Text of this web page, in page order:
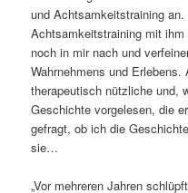
und Achtsamkeitstraining
Achtsamkeitstraining mit
noch in mir nach und
Wahrnehmens und
therapeutisch nützliche und,
Geschichte vorgelesen, die
gefragt, ob ich die
sie…
„Vor mehreren Jahren